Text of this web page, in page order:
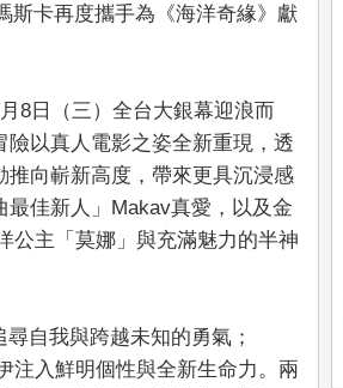
斯卡再度攜手為《海洋奇緣》獻
8日（三）全台大銀幕迎浪而
以真人電影之姿全新重現，透
向嶄新高度，帶來更具沉浸感
佳新人」Makav真愛，以及金
公主「莫娜」與充滿魅力的半神
自我與跨越未知的勇氣；
注入鮮明個性與全新生命力。兩